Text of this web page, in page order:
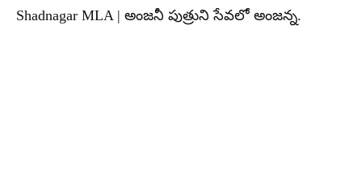
Shadnagar MLA | అంజనీ పుత్రుని సేవలో అంజన్న.